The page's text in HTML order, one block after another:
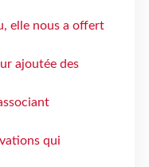
elle nous a offert
ajoutée des
qui